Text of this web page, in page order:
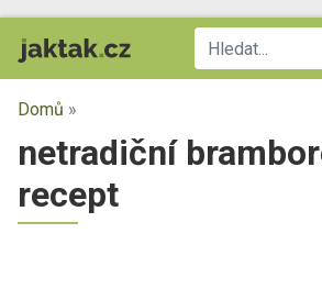
Domů »
netradiční
recept